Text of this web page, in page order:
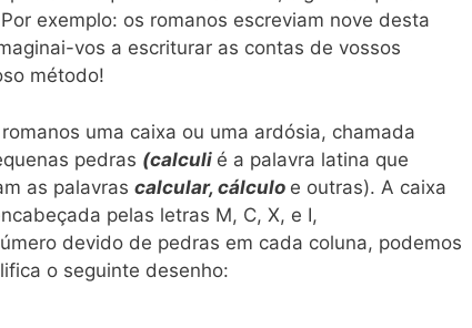
exemplo: os romanos escreviam nove desta
vos a escriturar as contas de vossos
método!
uma caixa ou uma ardósia, chamada
pedras (calculi é a palavra latina que
as palavras calcular, cálculo e outras). A caixa
pelas letras M, C, X, e I,
devido de pedras em cada coluna, podemos
o seguinte desenho: